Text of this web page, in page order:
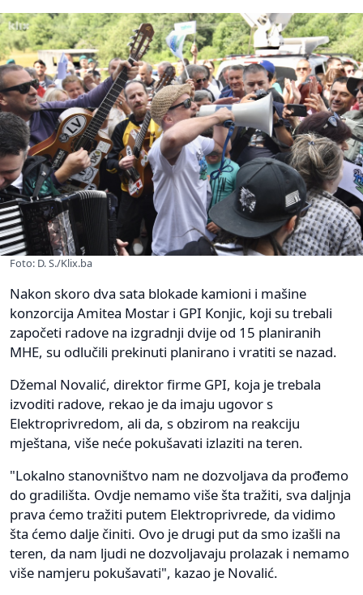
Foto: D. S./Klix.ba
Nakon skoro dva sata blokade kamioni i mašine
konzorcija Amitea Mostar i GPI Konjic, koji su trebali
započeti radove na izgradnji dvije od 15 planiranih
MHE, su odlučili prekinuti planirano i vratiti se nazad.
Džemal Novalić, direktor firme GPI, koja je trebala
izvoditi radove, rekao je da imaju ugovor s
Elektroprivredom, ali da, s obzirom na reakciju
mještana, više neće pokušavati izlaziti na teren.
"Lokalno stanovništvo nam ne dozvoljava da prođemo
do gradilišta. Ovdje nemamo više šta tražiti, sva daljnja
prava ćemo tražiti putem Elektroprivrede, da vidimo
šta ćemo dalje činiti. Ovo je drugi put da smo izašli na
teren, da nam ljudi ne dozvoljavaju prolazak i nemamo
više namjeru pokušavati", kazao je Novalić.